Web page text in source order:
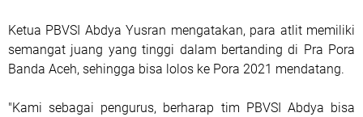
Ketua PBVSI Abdya Yusran mengatakan, para atlit memiliki
semangat juang yang tinggi dalam bertanding di Pra Pora
Banda Aceh, sehingga bisa lolos ke Pora 2021 mendatang.
"Kami sebagai pengurus, berharap tim PBVSI Abdya bisa